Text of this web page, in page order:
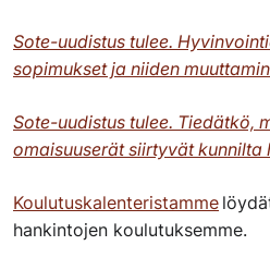
Sote-uudistus tulee.
sopimukset ja niiden
Sote-uudistus tulee. Tiedätkö,
omaisuuserät siirtyvät kunnilta
Koulutuskalenteristamme
hankintojen koulutuksemme.